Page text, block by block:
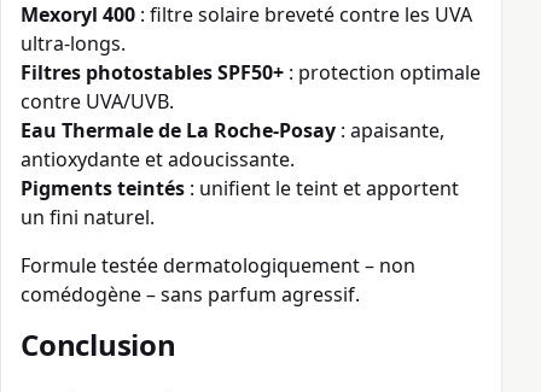
Mexoryl 400 : filtre solaire breveté contre les UVA
ultra-longs.
Filtres photostables SPF50+ : protection optimale
contre UVA/UVB.
Eau Thermale de La Roche-Posay : apaisante,
antioxydante et adoucissante.
Pigments teintés : unifient le teint et apportent
un fini naturel.
Formule testée dermatologiquement – non
comédogène – sans parfum agressif.
Conclusion